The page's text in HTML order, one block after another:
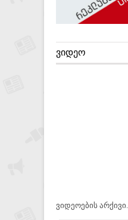
ᲕᲘᲓᲔᲝ
ვიდეოების არქივი...